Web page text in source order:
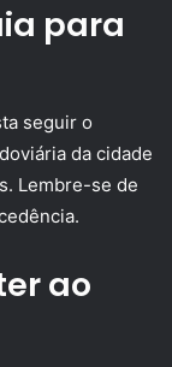
para
seguir o
da cidade
Lembre-se de
ao